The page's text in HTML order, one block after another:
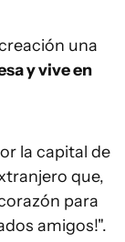
una
y vive en
la capital de
que,
para
amigos!".